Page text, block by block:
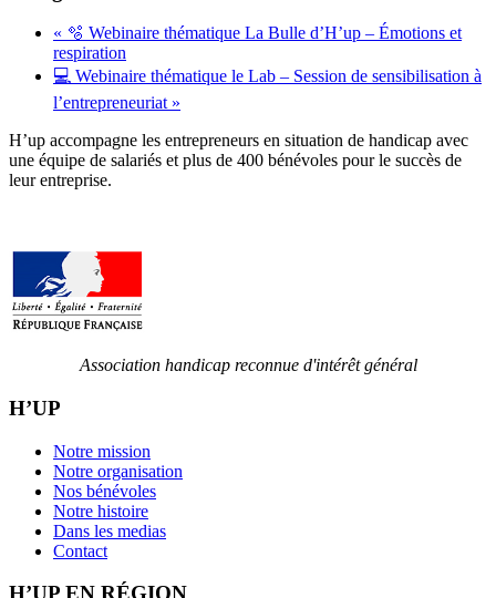
« 🫧 Webinaire thématique La Bulle d’H’up – Émotions et
respiration
💻 Webinaire thématique le Lab – Session de sensibilisation à
l’entrepreneuriat »
H’up accompagne​​ les entrepreneurs en situation de handicap avec
une équipe de salariés et plus de 400 bénévoles pour le succès de
leur entreprise.
Association handicap reconnue d'intérêt général
H’UP
Notre mission
Notre organisation
Nos bénévoles
Notre histoire
Dans les medias
Contact